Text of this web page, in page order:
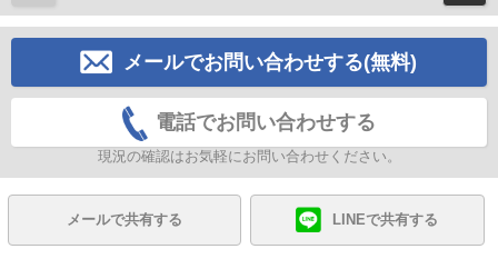
メールでお問い合わせする(無料)
電話でお問い合わせする
現況の確認はお気軽にお問い合わせください。
メールで共有する LINEで共有する